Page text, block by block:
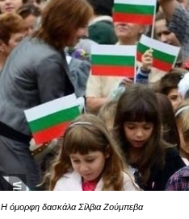
Η όμορφη δασκάλα Σίλβια Ζούμπεβα